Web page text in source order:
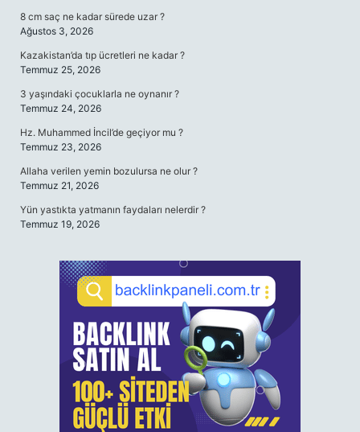
8 cm saç ne kadar sürede uzar ?
Ağustos 3, 2026
Kazakistan’da tıp ücretleri ne kadar ?
Temmuz 25, 2026
3 yaşındaki çocuklarla ne oynanır ?
Temmuz 24, 2026
Hz. Muhammed İncil’de geçiyor mu ?
Temmuz 23, 2026
Allaha verilen yemin bozulursa ne olur ?
Temmuz 21, 2026
Yün yastıkta yatmanın faydaları nelerdir ?
Temmuz 19, 2026